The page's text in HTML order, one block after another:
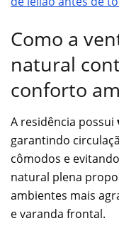
Como a
natural
conforto
A residência possui
garantindo
cômodos e
natural plena
ambientes mais
e varanda frontal.